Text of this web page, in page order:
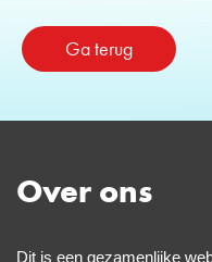
Ga terug
Over ons
Dit is een gezamenlijke